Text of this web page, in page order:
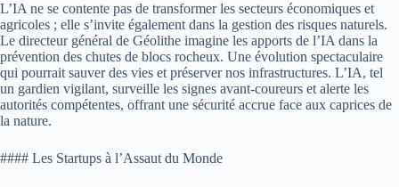
L’IA ne se contente pas de transformer les secteurs économiques et
agricoles ; elle s’invite également dans la gestion des risques naturels.
Le directeur général de Géolithe imagine les apports de l’IA dans la
prévention des chutes de blocs rocheux. Une évolution spectaculaire
qui pourrait sauver des vies et préserver nos infrastructures. L’IA, tel
un gardien vigilant, surveille les signes avant-coureurs et alerte les
autorités compétentes, offrant une sécurité accrue face aux caprices de
la nature.
#### Les Startups à l’Assaut du Monde